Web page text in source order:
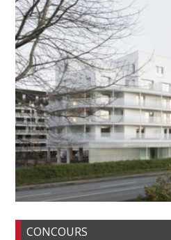
CONCOURS